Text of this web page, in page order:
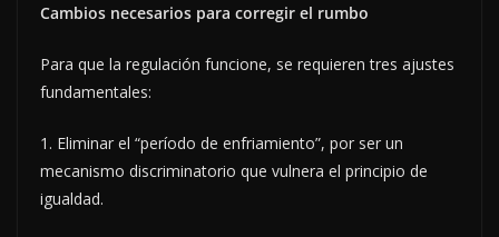
Cambios necesarios para corregir el rumbo
Para que la regulación funcione, se requieren tres ajustes
fundamentales:
1. Eliminar el “período de enfriamiento”, por ser un
mecanismo discriminatorio que vulnera el principio de
igualdad.